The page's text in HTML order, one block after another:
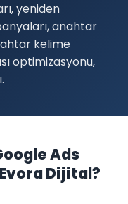
yeniden
anahtar
kelime
optimizasyonu,
Ads
Dijital?